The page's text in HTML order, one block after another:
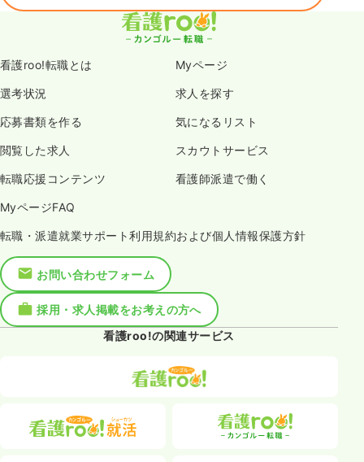
看護roo!転職とは Myページ
選考状況 求人を探す
応募書類を作る 気になるリスト
閲覧した求人 スカウトサービス
転職応援コンテンツ 看護師派遣で働く
MyページFAQ
転職・派遣就業サポート利用規約および個人情報保護方針
お問い合わせフォーム
採用・求人掲載をお考えの方へ
看護roo!の関連サービス